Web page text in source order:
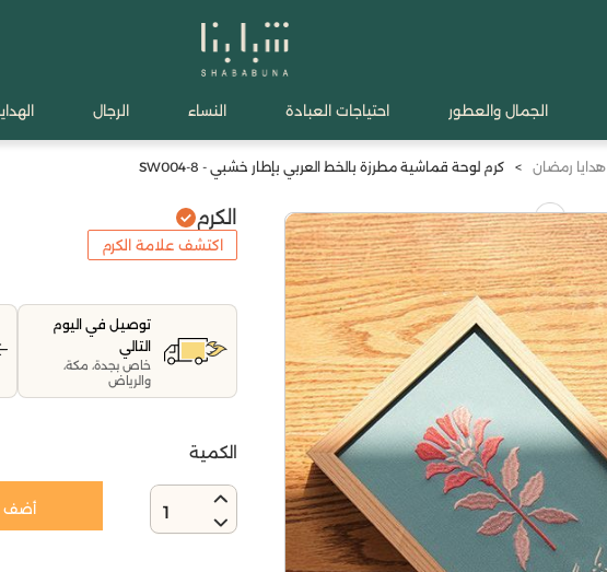
الجمال والعطور احتياجات العبادة النساء الرجال
هدايا رمضان > كرم لوحة قماشية مطرزة بالخط العربي بإطار خشبي - SW004-8
الكرم
اكتشف علامة الكرم
توصيل في اليوم
التالي
خاص بجدة، مكة،
والرياض
الكمية
1 أضف